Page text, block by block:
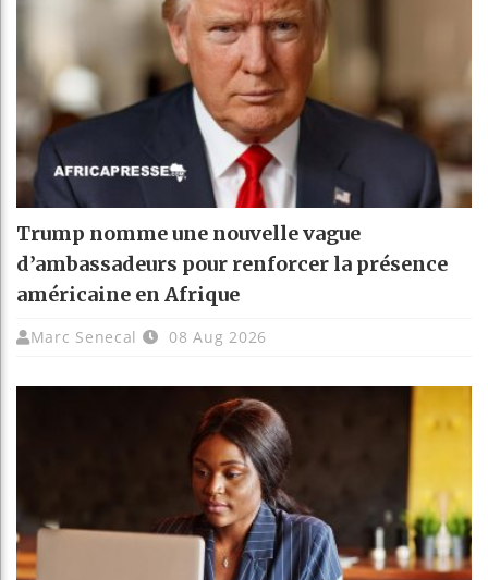
Trump nomme une nouvelle vague
d’ambassadeurs pour renforcer la présence
américaine en Afrique
Marc Senecal 08 Aug 2026